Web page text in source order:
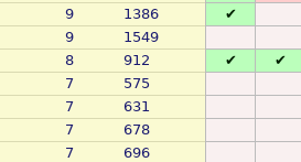
9 1386 ✔
9 1549
8 912 ✔ ✔
7 575
7 631
7 678
7 696